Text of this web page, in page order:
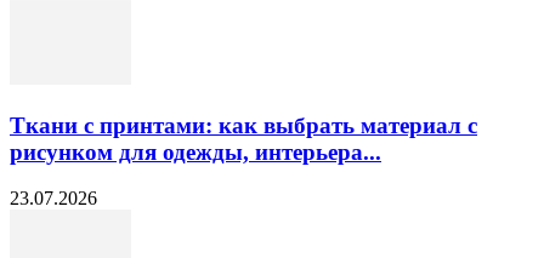
Ткани с принтами: как выбрать материал с
рисунком для одежды, интерьера...
23.07.2026